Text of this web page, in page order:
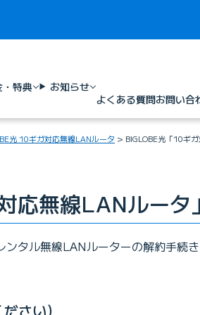
・特典
お知らせ
よくある質問お問い合
光 10ギガ対応無線LANルータ BIGLOBE光「10ギ
応無線LANルータ
タル無線LANルーターの解約手続き
さい）